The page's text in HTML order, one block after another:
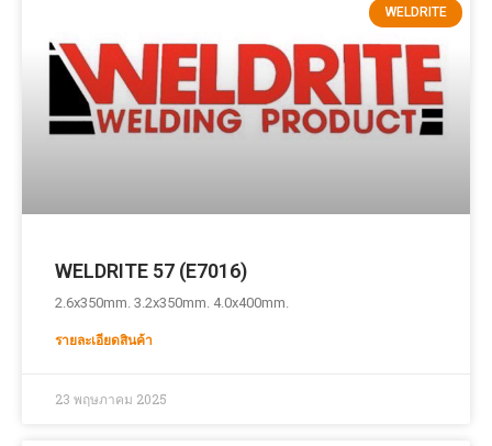
WELDRITE
WELDRITE 57 (E7016)
2.6x350mm. 3.2x350mm. 4.0x400mm.
รายละเอียดสินค้า
23 พฤษภาคม 2025